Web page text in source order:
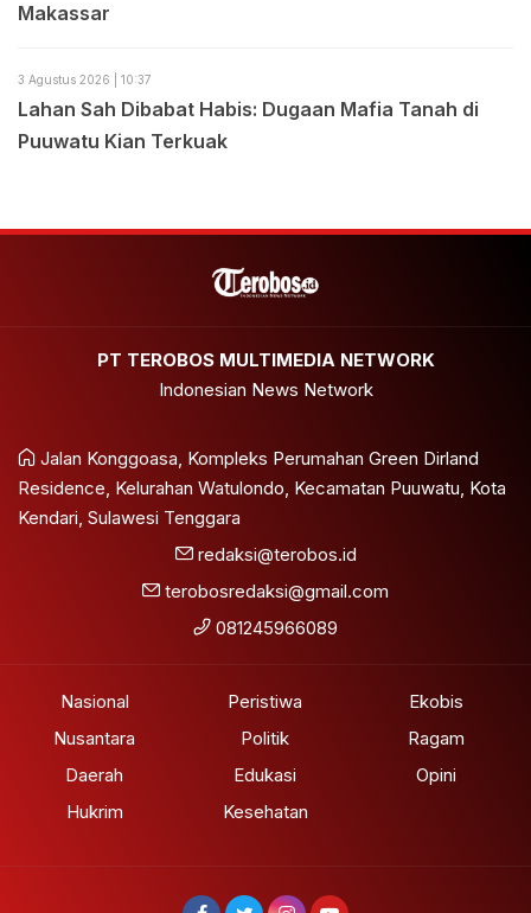
Makassar
3 Agustus 2026 | 10:37
Lahan Sah Dibabat Habis: Dugaan Mafia Tanah di
Puuwatu Kian Terkuak
PT TEROBOS MULTIMEDIA NETWORK
Indonesian News Network
Jalan Konggoasa, Kompleks Perumahan Green Dirland
Residence, Kelurahan Watulondo, Kecamatan Puuwatu, Kota
Kendari, Sulawesi Tenggara
redaksi@terobos.id
terobosredaksi@gmail.com
081245966089
Nasional
Nusantara
Daerah
Hukrim
Peristiwa
Politik
Edukasi
Kesehatan
Ekobis
Ragam
Opini